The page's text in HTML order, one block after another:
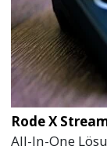
Rode X
All-In-One